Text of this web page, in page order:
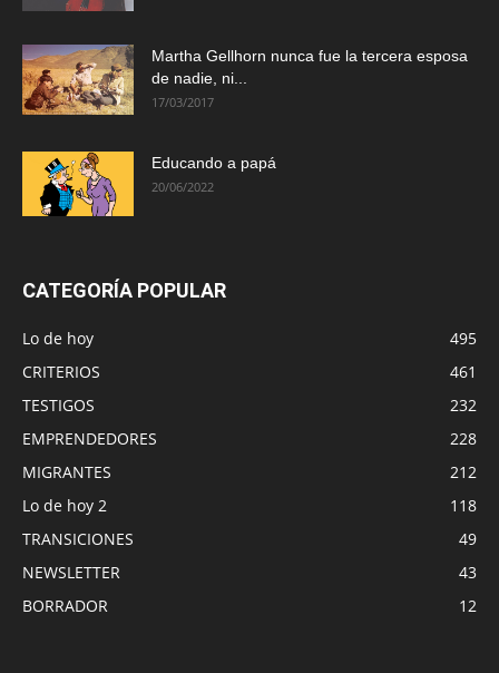
Martha Gellhorn nunca fue la tercera esposa
de nadie, ni...
17/03/2017
Educando a papá
20/06/2022
CATEGORÍA POPULAR
Lo de hoy
495
CRITERIOS
461
TESTIGOS
232
EMPRENDEDORES
228
MIGRANTES
212
Lo de hoy 2
118
TRANSICIONES
49
NEWSLETTER
43
BORRADOR
12